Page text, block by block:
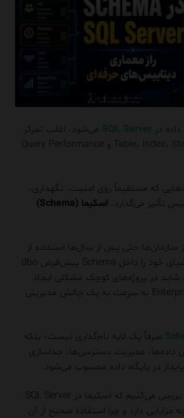
درSQL Server می‌شود، اغلب تمرکز
و Query Performance
که مستقیماً روی امنیت، نگهداری،
تأثیر می‌گذارد، اسکیما (Schema)
حتی پس از سال‌ها استفاده از
SQL Server همچنان تمام اشیای خود را داخل Schema پیش‌فرض dbo
شاید در پروژه‌های کوچک مشکلی ایجاد
نکند، اما در سیستم‌های Enterprise به سرعت به یک چالش مدیریتی
صرفاً یک لایه نام‌گذاری نیست؛ بلکه
داده‌ها، مدیریت دسترسی‌ها، جداسازی
در پایگاه داده محسوب می‌شود.
در این مقاله به صورت عمیق بررسی می‌کنیم که اسکیما در SQL Server
دارد و چرا استفاده صحیح از آن